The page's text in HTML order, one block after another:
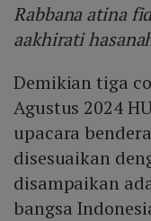
Rabbana atina
aakhirati
Demikian tiga
Agustus 2024
upacara
disesuaikan
disampaikan
bangsa